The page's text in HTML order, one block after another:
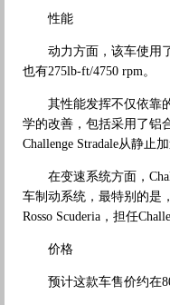
性能
动力方面，该车使用了
也有275lb-ft/4750 rpm。
其性能发挥不仅依靠的
学的改善，包括采用了铝
Challenge Stradale从静止
在变速系统方面，
车制动系统，最特别的是
Rosso Scuderia，担任
价格
预计这款车售价约在80